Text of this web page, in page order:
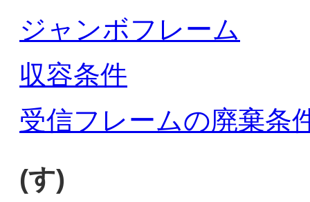
ジャンボフレーム
収容条件
受信フレームの廃棄条
(す)